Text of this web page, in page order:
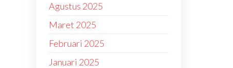
Agustus 2025
Maret 2025
Februari 2025
Januari 2025